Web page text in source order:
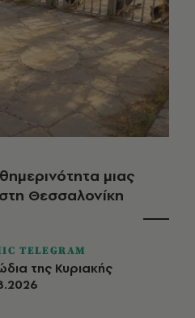
μιας
Θεσσαλονίκη
TELEGRAM
της Κυριακής